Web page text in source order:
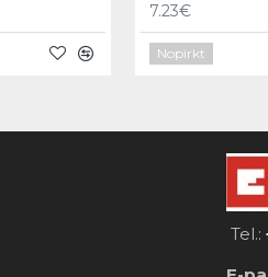
7.23€
Nopirkt
Tel.: